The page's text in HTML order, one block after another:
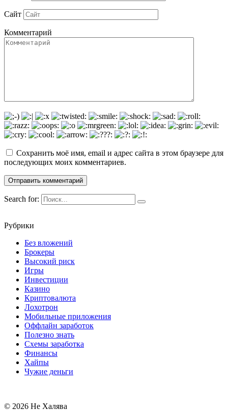
Сайт
Комментарий
Сохранить моё имя, email и адрес сайта в этом браузере для
последующих моих комментариев.
Search for:
Рубрики
Без вложений
Брокеры
Высокий риск
Игры
Инвестиции
Казино
Криптовалюта
Лохотрон
Мобильные приложения
Оффлайн заработок
Полезно знать
Схемы заработка
Финансы
Хайпы
Чужие деньги
© 2026 Не Халява